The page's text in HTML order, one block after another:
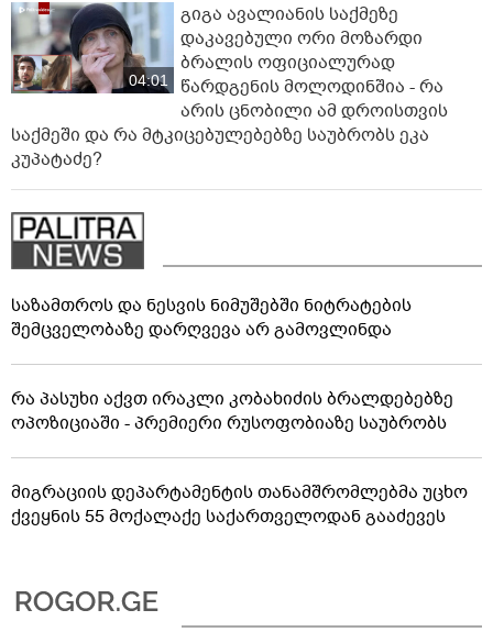
04:01
გიგა ავალიანის საქმეზე
დაკავებული ორი მოზარდი
ბრალის ოფიციალურად
წარდგენის მოლოდინშია - რა
არის ცნობილი ამ დროისთვის
საქმეში და რა მტკიცებულებებზე საუბრობს ეკა
კუპატაძე?
საზამთროს და ნესვის ნიმუშებში ნიტრატების
შემცველობაზე დარღვევა არ გამოვლინდა
რა პასუხი აქვთ ირაკლი კობახიძის ბრალდებებზე
ოპოზიციაში - პრემიერი რუსოფობიაზე საუბრობს
მიგრაციის დეპარტამენტის თანამშრომლებმა უცხო
ქვეყნის 55 მოქალაქე საქართველოდან გააძევეს